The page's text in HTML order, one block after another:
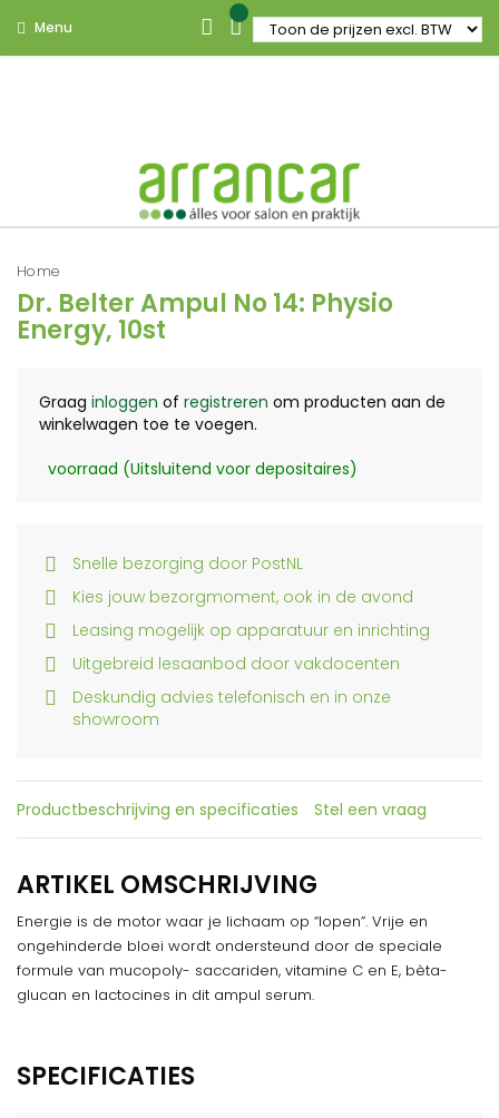
Menu
Home
Dr. Belter Ampul No 14: Physio
Energy, 10st
Graag inloggen of registreren om producten aan de
winkelwagen toe te voegen.
voorraad (Uitsluitend voor depositaires)
Snelle bezorging door PostNL
Kies jouw bezorgmoment, ook in de avond
Leasing mogelijk op apparatuur en inrichting
Uitgebreid lesaanbod door vakdocenten
Deskundig advies telefonisch en in onze
showroom
Productbeschrijving en specificaties Stel een vraag
ARTIKEL OMSCHRIJVING
Energie is de motor waar je lichaam op “lopen”. Vrije en
ongehinderde bloei wordt ondersteund door de speciale
formule van mucopoly- saccariden, vitamine C en E, bèta-
glucan en lactocines in dit ampul serum.
SPECIFICATIES